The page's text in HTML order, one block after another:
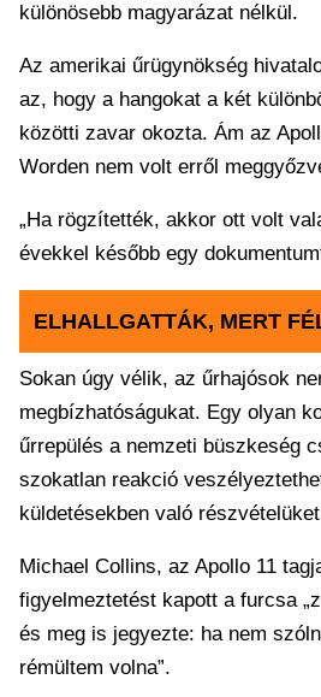
különösebb magyarázat nélkül.
Az amerikai űrügynökség
az, hogy a hangokat a két
közötti zavar okozta. Ám az
Worden nem volt erről
„Ha rögzítették, akkor ott volt
évekkel később egy
ELHALLGATTÁK, MERT
Sokan úgy vélik, az űrhajósok
megbízhatóságukat. Egy olyan
űrrepülés a nemzeti büszkeség
szokatlan reakció
küldetésekben való
Michael Collins, az Apollo 11
figyelmeztetést kapott a furcsa
és meg is jegyezte: ha nem
rémültem volna”.